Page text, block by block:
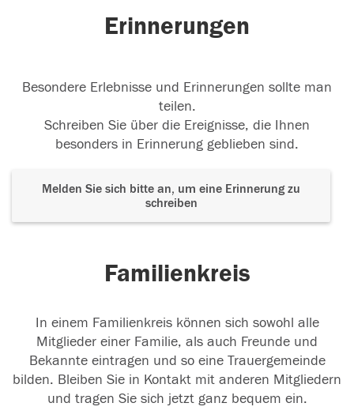
Erinnerungen
Besondere Erlebnisse und Erinnerungen sollte man
teilen.
Schreiben Sie über die Ereignisse, die Ihnen
besonders in Erinnerung geblieben sind.
Melden Sie sich bitte an, um eine Erinnerung zu
schreiben
Familienkreis
In einem Familienkreis können sich sowohl alle
Mitglieder einer Familie, als auch Freunde und
Bekannte eintragen und so eine Trauergemeinde
bilden. Bleiben Sie in Kontakt mit anderen Mitgliedern
und tragen Sie sich jetzt ganz bequem ein.